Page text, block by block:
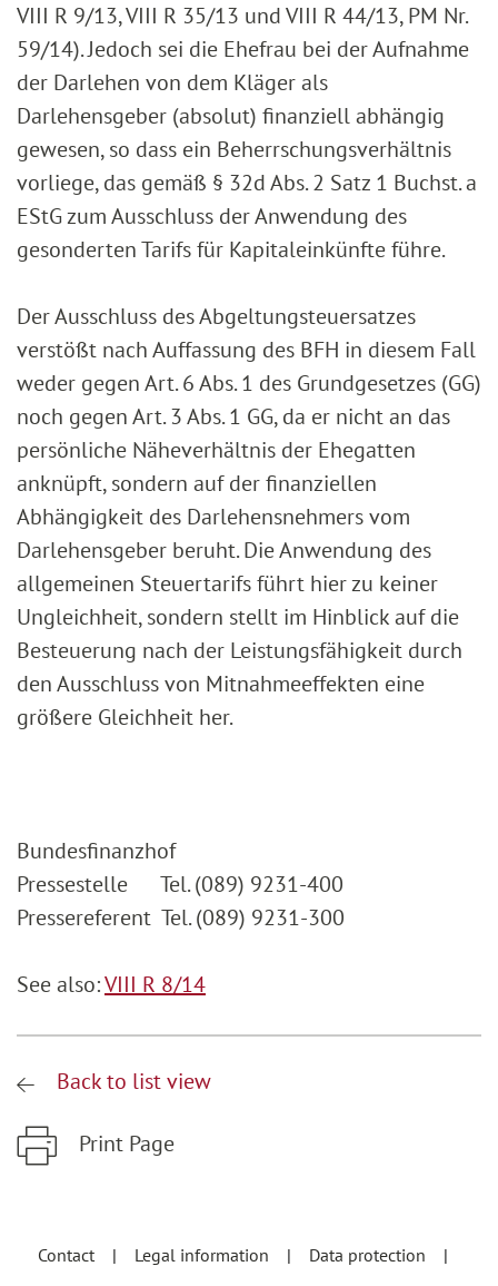
VIII R 9/13, VIII R 35/13 und VIII R 44/13, PM Nr.
59/14). Jedoch sei die Ehefrau bei der Aufnahme
der Darlehen von dem Kläger als
Darlehensgeber (absolut) finanziell abhängig
gewesen, so dass ein Beherrschungsverhältnis
vorliege, das gemäß § 32d Abs. 2 Satz 1 Buchst. a
EStG zum Ausschluss der Anwendung des
gesonderten Tarifs für Kapitaleinkünfte führe.
Der Ausschluss des Abgeltungsteuersatzes
verstößt nach Auffassung des BFH in diesem Fall
weder gegen Art. 6 Abs. 1 des Grundgesetzes (GG)
noch gegen Art. 3 Abs. 1 GG, da er nicht an das
persönliche Näheverhältnis der Ehegatten
anknüpft, sondern auf der finanziellen
Abhängigkeit des Darlehensnehmers vom
Darlehensgeber beruht. Die Anwendung des
allgemeinen Steuertarifs führt hier zu keiner
Ungleichheit, sondern stellt im Hinblick auf die
Besteuerung nach der Leistungsfähigkeit durch
den Ausschluss von Mitnahmeeffekten eine
größere Gleichheit her.
Bundesfinanzhof
Pressestelle Tel. (089) 9231-400
Pressereferent Tel. (089) 9231-300
See also:VIII R 8/14
Back to list view
Print Page
Contact
Legal information Data protection